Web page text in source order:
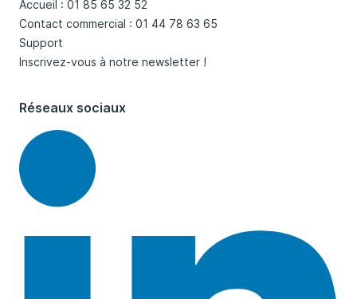
Accueil : 01 85 65 32 52
Contact commercial : 01 44 78 63 65
Support
Inscrivez-vous à notre newsletter !
Réseaux sociaux